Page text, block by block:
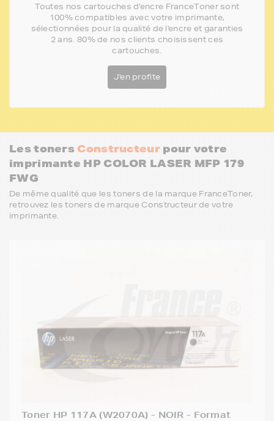
Toutes nos cartouches d'encre FranceToner sont
100% compatibles avec votre imprimante,
sélectionnées pour la qualité de l'encre et garanties
2 ans. 80% de nos clients choisissent ces
cartouches.
J'en profite
Les toners Constructeurpour votre
imprimante HP COLOR LASER MFP 179
FWG
De même qualité que les toners de la marque FranceToner,
retrouvez les toners de marque Constructeur de votre
imprimante.
Toner HP 117A (W2070A) - NOIR - Format